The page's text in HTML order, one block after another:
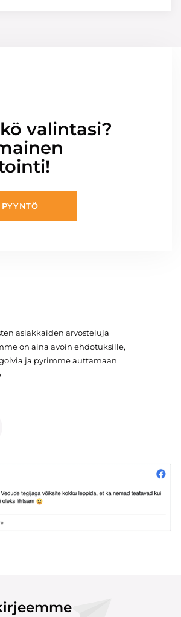
valintasi?
asiakkaiden arvosteluja
on aina avoin ehdotuksille,
ja pyrimme auttamaan